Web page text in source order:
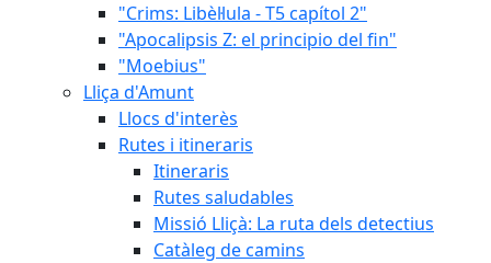
"Crims: Libèl·lula - T5 capítol 2"
"Apocalipsis Z: el principio del fin"
"Moebius"
Lliça d'Amunt
Llocs d'interès
Rutes i itineraris
Itineraris
Rutes saludables
Missió Lliçà: La ruta dels detectius
Catàleg de camins